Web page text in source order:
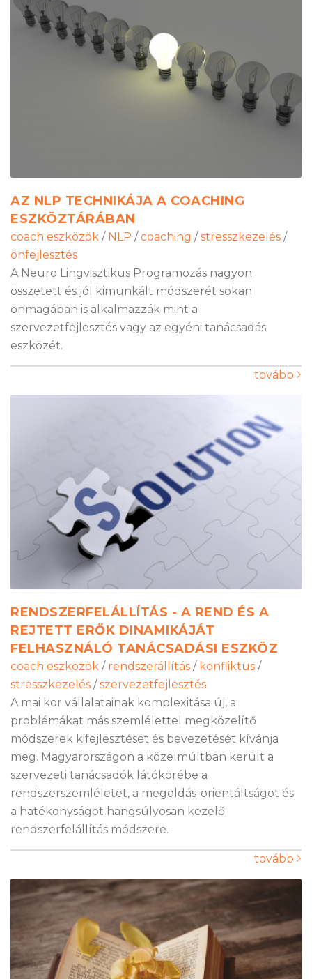
AZ NLP TECHNIKÁJA A COACHING
ESZKÖZTÁRÁBAN
coach eszközök / NLP / coaching / stresszkezelés /
önfejlesztés
A Neuro Lingvisztikus Programozás nagyon
összetett és jól kimunkált módszerét sokan
önmagában is alkalmazzák mint a
szervezetfejlesztés vagy az egyéni tanácsadás
eszközét.
tovább
RENDSZERFELÁLLÍTÁS - A REND ÉS A
REJTETT ERŐK DINAMIKÁJÁT
FELHASZNÁLÓ TANÁCSADÁSI ESZKÖZ
coach eszközök / rendszerállítás / konfliktus /
stresszkezelés / szervezetfejlesztés
A mai kor vállalatainak komplexitása új, a
problémákat más szemlélettel megközelítő
módszerek kifejlesztését és bevezetését kívánja
meg. Magyarországon a közelmúltban került a
szervezeti tanácsadók látókörébe a
rendszerszemléletet, a megoldás-orientáltságot és
a hatékonyságot hangsúlyosan kezelő
rendszerfelállítás módszere.
tovább